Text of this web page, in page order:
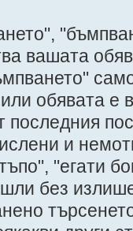
вашата
обявата е
и
"егати
без